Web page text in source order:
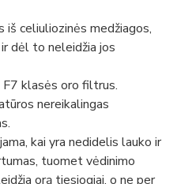
iš celiuliozinės medžiagos,
dėl to neleidžia jos
klasės oro filtrus.
nereikalingas
kai yra nedidelis lauko ir
tuomet vėdinimo
orą tiesiogiai, o ne per